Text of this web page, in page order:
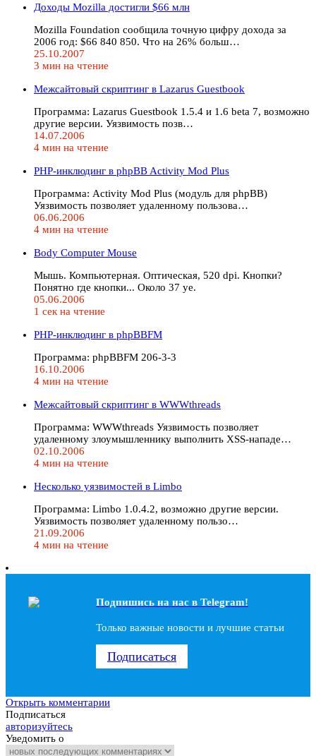
Доходы Mozilla достигли $66 млн
Mozilla Foundation сообщила точную цифру дохода за
2006 год: $66 840 850. Что на 26% больш…
25.10.2007
3 мин на чтение
Межсайтовый скриптинг в Lazarus Guestbook
Программа: Lazarus Guestbook 1.5.4 и 1.6 beta 7, возможно
другие версии. Уязвимость позв…
14.07.2006
4 мин на чтение
PHP-инклюдинг в phpBB Activity Mod Plus
Программа: Activity Mod Plus (модуль для phpBB)
Уязвимость позволяет удаленному пользова…
06.06.2006
4 мин на чтение
Body Computer Mouse
Мышь. Компьютерная. Оптическая, 520 dpi. Кнопки?
Понятно где кнопки... Около 37 уе.
05.06.2006
1 сек на чтение
PHP-инклюдинг в phpBBFM
Программа: phpBBFM 206-3-3
16.10.2006
4 мин на чтение
Межсайтовый скриптинг в WWWthreads
Программа: WWWthreads Уязвимость позволяет
удаленному злоумышленнику выполнить XSS-нападе…
02.10.2006
4 мин на чтение
Несколько уязвимостей в Limbo
Программа: Limbo 1.0.4.2, возможно другие версии.
Уязвимость позволяет удаленному пользо…
21.09.2006
4 мин на чтение
Подпишись на наc в Telegram!
Только важные новости и лучшие статьи
Подписаться
Открыть комментарии
Подписаться
авторизуйтесь
Уведомить о